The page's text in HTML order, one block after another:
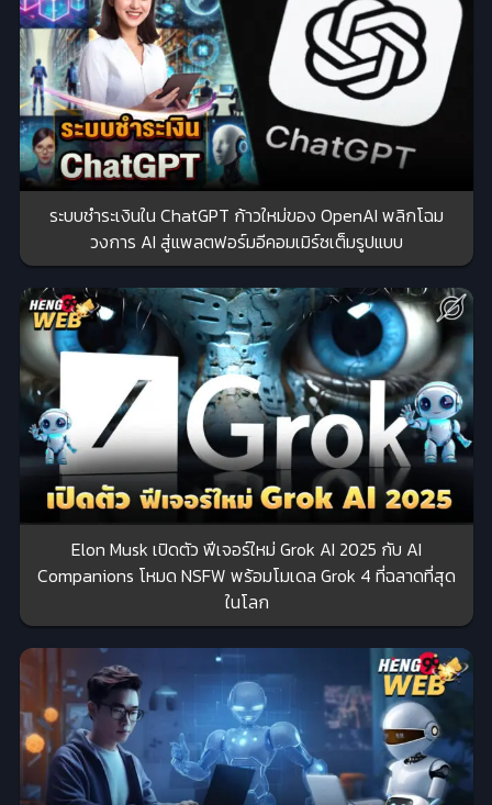
ระบบชำระเงินใน ChatGPT ก้าวใหม่ของ OpenAI พลิกโฉม
วงการ AI สู่แพลตฟอร์มอีคอมเมิร์ซเต็มรูปแบบ
Elon Musk เปิดตัว ฟีเจอร์ใหม่ Grok AI 2025 กับ AI
Companions โหมด NSFW พร้อมโมเดล Grok 4 ที่ฉลาดที่สุด
ในโลก